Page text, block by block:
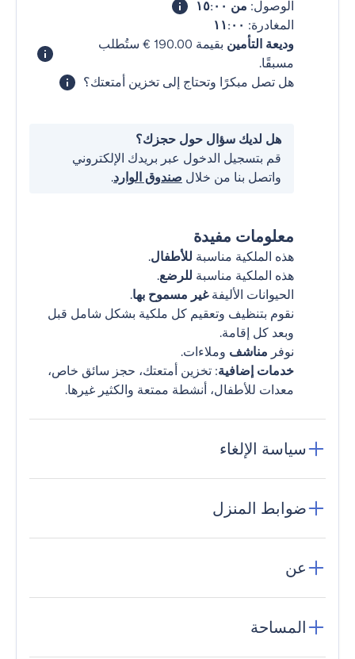
الوصول: من ١٥:٠٠
المغادرة: ١١:٠٠
وديعة التأمين
بقيمة ‏190.00 € ستُطلب
مسبقًا.
هل تصل مبكرًا وتحتاج إلى تخزين أمتعتك؟
هل لديك سؤال حول حجزك؟
قم بتسجيل الدخول عبر بريدك الإلكتروني
واتصل بنا من خلال صندوق الوارد.
معلومات مفيدة
هذه الملكية مناسبة للأطفال.
هذه الملكية مناسبة للرضع.
الحيوانات الأليفةغير مسموح بها.
نقوم بتنظيف وتعقيم كل ملكية بشكل شامل قبل
وبعد كل إقامة.
نوفر مناشف وملاءات.
خدمات إضافية: تخزين أمتعتك، حجز سائق خاص،
معدات للأطفال، أنشطة ممتعة والكثير غيرها.
سياسة الإلغاء
ضوابط المنزل
عن
المساحة